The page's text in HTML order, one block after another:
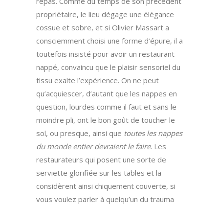
propriétaire, le lieu dégage une élégance
cossue et sobre, et si Olivier Massart a
consciemment choisi une forme d’épure, il a
toutefois insisté pour avoir un restaurant
nappé, convaincu que le plaisir sensoriel du
tissu exalte l’expérience. On ne peut
qu’acquiescer, d’autant que les nappes en
question, lourdes comme il faut et sans le
moindre pli, ont le bon goût de toucher le
sol, ou presque, ainsi que toutes les nappes
du monde entier devraient le faire. Les
restaurateurs qui posent une sorte de
serviette glorifiée sur les tables et la
considèrent ainsi chiquement couverte, si
vous voulez parler à quelqu’un du trauma